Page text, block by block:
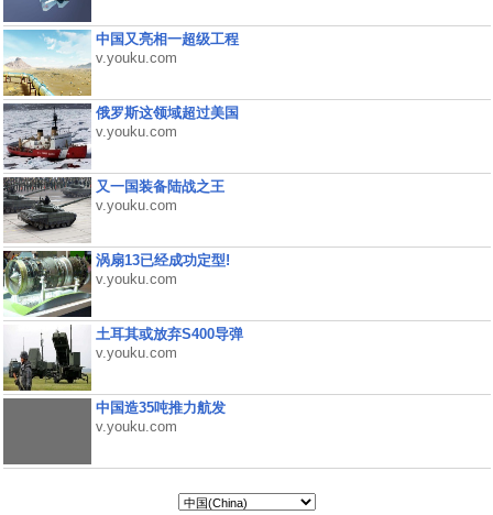
中国又亮相一超级工程
v.youku.com
俄罗斯这领域超过美国
v.youku.com
又一国装备陆战之王
v.youku.com
涡扇13已经成功定型!
v.youku.com
土耳其或放弃S400导弹
v.youku.com
中国造35吨推力航发
v.youku.com